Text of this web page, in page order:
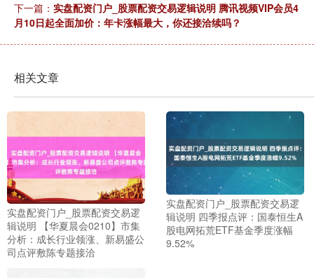
下一篇： 实盘配资门户_股票配资交易逻辑说明 腾讯视频VIP会员4
月10日起全面加价：年卡涨幅最大，你还接洽续吗？
相关文章
实盘配资门户_股票配资交易逻
辑说明 【华夏晨会0210】市集
分析：成长行业领涨、新易盛公
司点评敷陈专题接洽
实盘配资门户_股票配资交易逻
辑说明 四季报点评：国泰恒生A
股电网拓荒ETF基金季度涨幅
9.52%